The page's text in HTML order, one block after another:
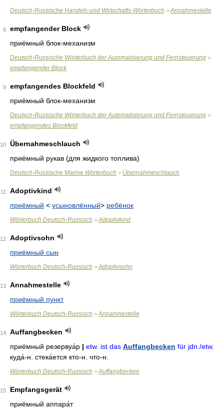
Deutsch-Russische Handels-und Wirtschafts-Wörterbuch > Annahmestelle
8
empfangender Block
приёмный блок-механизм
Deutsch-Russische Wörterbuch der Automatisierung und Fernsteuerung >
empfangender Block
9
empfangendes Blockfeld
приёмный блок-механизм
Deutsch-Russische Wörterbuch der Automatisierung und Fernsteuerung >
empfangendes Blockfeld
10
Übernahmeschlauch
приёмный рукав (для жидкого топлива)
Deutsch-Russische Marine Wörterbuch > Übernahmeschlauch
11
Adoptivkind
приёмный < усыновлённый> ребёнок
Wörterbuch Deutsch-Russisch > Adoptivkind
12
Adoptivsohn
приёмный сын
Wörterbuch Deutsch-Russisch > Adoptivsohn
13
Annahmestelle
приёмный пункт
Wörterbuch Deutsch-Russisch > Annahmestelle
14
Auffangbecken
приёмный резервуа́р | etw. ist das Auffangbecken für jdn./etw.
куда́-н стека́ется кто-н . что-н.
Wörterbuch Deutsch-Russisch > Auffangbecken
15
Empfangsgerät
приёмный аппара́т